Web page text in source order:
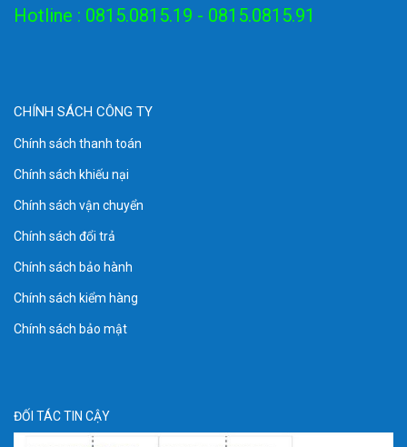
ODF,tủ rack các loại tại Việt Nam có xưởng sản xuất tại KCN
Đồng Văn-Hà Nam theo yêu cầu của khách hàng.
Cam kết đầy đủ giấy xuất xưởng CQ cho khách hàng.
Hotline : 0815.0815.19 - 0815.0815.91
CHÍNH SÁCH CÔNG TY
Chính sách thanh toán
Chính sách khiếu nại
Chính sách vận chuyển
Chính sách đổi trả
Chính sách bảo hành
Chính sách kiểm hàng
Chính sách bảo mật
ĐỐI TÁC TIN CẬY